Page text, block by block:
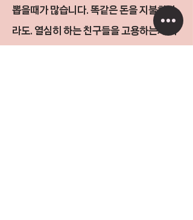
뽑을때가 많습니다. 똑같은 돈을 지불하더
라도. 열심히 하는 친구들을 고용하는게 저
희는 기분이 좋기 때문입니다. 물론 처음엔,